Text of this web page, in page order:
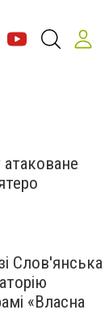
Слов'янська
«Власна